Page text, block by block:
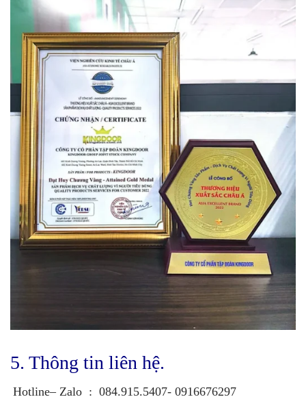
5. Thông tin liên hệ.
Hotline– Zalo : 084.915.5407- 0916676297